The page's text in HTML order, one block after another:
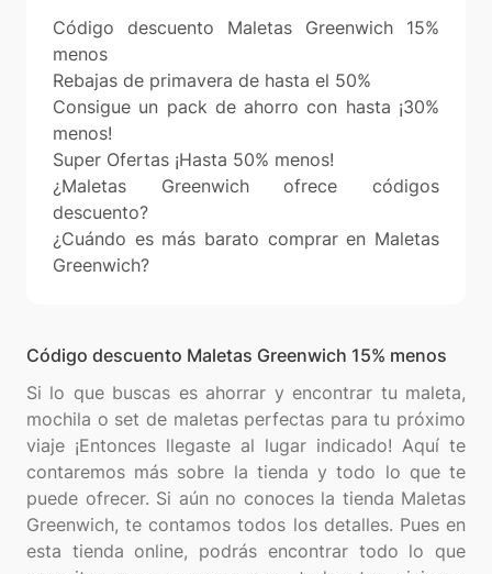
Código descuento Maletas Greenwich 15%
menos
Rebajas de primavera de hasta el 50%
Consigue un pack de ahorro con hasta ¡30%
menos!
Super Ofertas ¡Hasta 50% menos!
¿Maletas Greenwich ofrece códigos
descuento?
¿Cuándo es más barato comprar en Maletas
Greenwich?
Código descuento Maletas Greenwich 15% menos
Si lo que buscas es ahorrar y encontrar tu maleta,
mochila o set de maletas perfectas para tu próximo
viaje ¡Entonces llegaste al lugar indicado! Aquí te
contaremos más sobre la tienda y todo lo que te
puede ofrecer. Si aún no conoces la tienda Maletas
Greenwich, te contamos todos los detalles. Pues en
esta tienda online, podrás encontrar todo lo que